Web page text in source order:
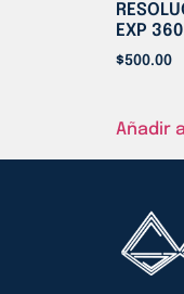
EXP 360
$500.00
Añadir